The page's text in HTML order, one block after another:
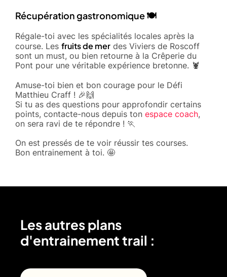
Récupération gastronomique 🍽️
Régale-toi avec les spécialités locales après la
course. Les fruits de mer des Viviers de Roscoff
sont un must, ou bien retourne à la Crêperie du
Pont pour une véritable expérience bretonne. 🦞
Amuse-toi bien et bon courage pour le Défi
Matthieu Craff ! 🎉🙌
Si tu as des questions pour approfondir certains
points, contacte-nous depuis ton espace coach,
on sera ravi de te répondre ! 🏃
On est pressés de te voir réussir tes courses.
Bon entrainement à toi. 🤩
Les autres plans
d'entrainement trail :